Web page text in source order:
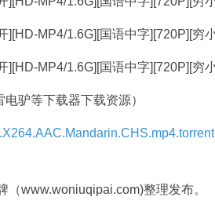
驴等下载器下载资源）
（www.woniuqipai.com)整理发布。